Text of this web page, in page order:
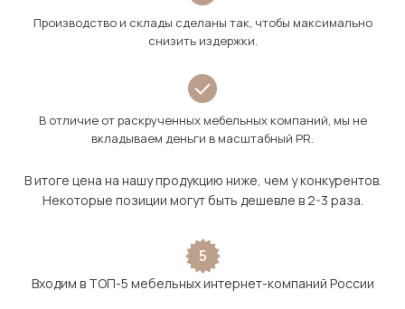
Производство и склады сделаны так, чтобы максимально
снизить издержки.
В отличие от раскрученных мебельных компаний, мы не
вкладываем деньги в масштабный PR.
В итоге цена на нашу продукцию ниже, чем у конкурентов.
Некоторые позиции могут быть дешевле в 2-3 раза.
5
Входим в ТОП-5 мебельных интернет-компаний России